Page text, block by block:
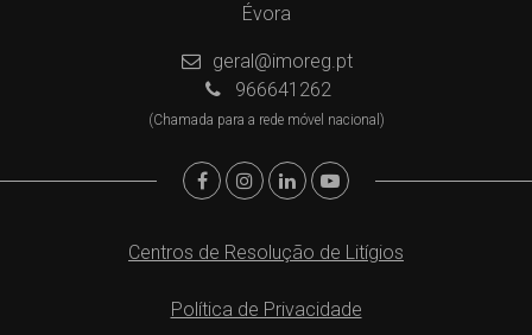
Évora
geral@imoreg.pt
966641262
(Chamada para a rede móvel nacional)
Centros de Resolução de Litígios
Política de Privacidade